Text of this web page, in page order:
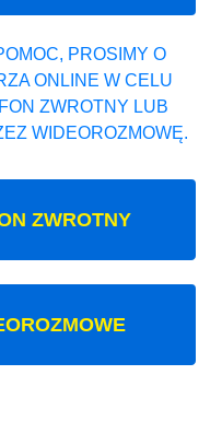
PROSIMY O
ONLINE W CELU
ZWROTNY LUB
WIDEOROZMOWĘ.
ZWROTNY